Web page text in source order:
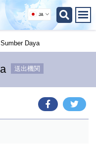
JA
Daya
送出機関